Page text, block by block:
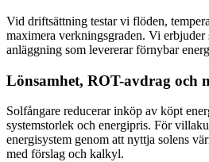
Vid driftsättning testar vi flöden,
maximera verkningsgraden. Vi
anläggning som levererar förnybar
Lönsamhet, ROT-avdrag och
Solfångare reducerar inköp av köpt
systemstorlek och energipris. För
energisystem genom att nyttja solens
med förslag och kalkyl.